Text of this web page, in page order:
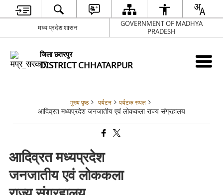
मध्य प्रदेश शासन
GOVERNMENT OF MADHYA
PRADESH
जिला छतरपुर
DISTRICT CHHATARPUR
मुख्य पृष्ठ पर्यटन पर्यटक स्थल
आदिव्रत मध्यप्रदेश जनजातीय एवं लोककला राज्य संग्रहालय
आदिव्रत मध्यप्रदेश
जनजातीय एवं लोककला